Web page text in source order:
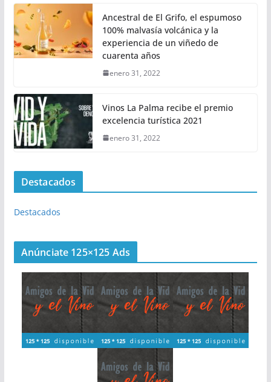
Ancestral de El Grifo, el espumoso
100% malvasía volcánica y la
experiencia de un viñedo de
cuarenta años
enero 31, 2022
Vinos La Palma recibe el premio
excelencia turística 2021
enero 31, 2022
Destacados
Destacados
Anúnciate 125×125 Ads